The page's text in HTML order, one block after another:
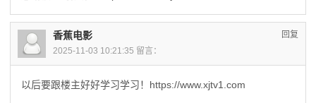
香蕉电影
2025-11-03 10:21:35 留言：
回复
以后要跟楼主好好学习学习！https://www.xjtv1.com